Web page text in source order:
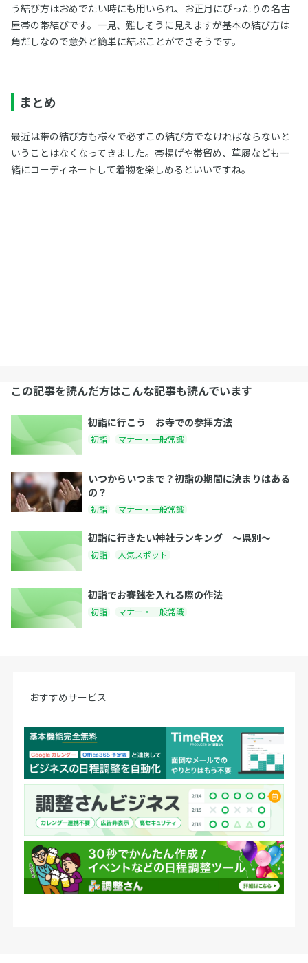
う結び方はおめでたい時にも用いられ、お正月にぴったりの名古
屋帯の帯結びです。一見、難しそうに見えますが基本の結び方は
角だしなので意外と簡単に結ぶことができそうです。
まとめ
最近は帯の結び方も様々で必ずこの結び方でなければならないと
いうことはなくなってきました。帯揚げや帯留め、草履なども一
緒にコーディネートして着物を楽しめるといいですね。
この記事を読んだ方はこんな記事も読んでいます
初詣に行こう お寺での参拝方法
初詣 マナー・一般常識
いつからいつまで？初詣の期間に決まりはある
の？
初詣 マナー・一般常識
初詣に行きたい神社ランキング 〜県別〜
初詣 人気スポット
初詣でお賽銭を入れる際の作法
初詣 マナー・一般常識
おすすめサービス